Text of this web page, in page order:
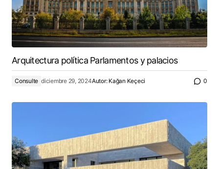
Arquitectura política Parlamentos y palacios
Consulte diciembre 29, 2024Autor: Kağan Keçeci 0